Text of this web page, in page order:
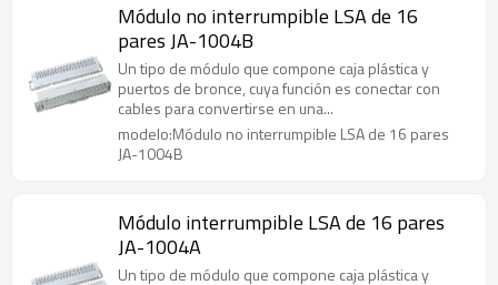
Módulo no interrumpible LSA de 16
pares JA-1004B
Un tipo de módulo que compone caja plástica y
puertos de bronce, cuya función es conectar con
cables para convertirse en una...
modelo:Módulo no interrumpible LSA de 16 pares
JA-1004B
Módulo interrumpible LSA de 16 pares
JA-1004A
Un tipo de módulo que compone caja plástica y